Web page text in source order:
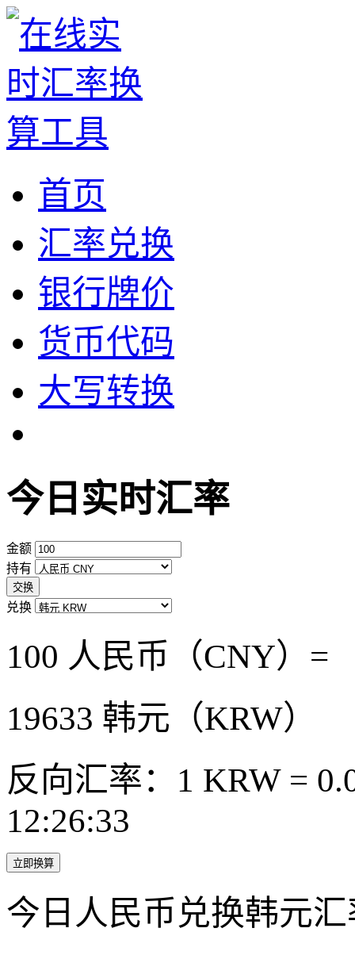
首页
汇率兑换
银行牌价
货币代码
大写转换
今日实时汇率
金额
持有
交换
兑换
100 人民币（CNY）=
19633 韩元（KRW）
反向汇率：1 KRW =
12:26:33
立即换算
今日人民币兑换韩元